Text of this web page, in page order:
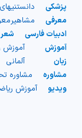
پلاستیک
به صورت
است و
پزشکی
معرفی
مشاهیر
ادبیات فارسی
آموزش
زبان
آموزش
آلمانی
مشاوره
مشاوره
ویدیو
آموزش